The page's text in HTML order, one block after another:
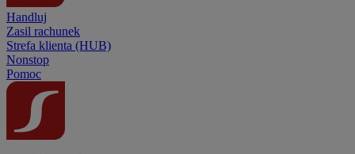
Handluj
Zasil rachunek
Strefa klienta (HUB)
Nonstop
Pomoc